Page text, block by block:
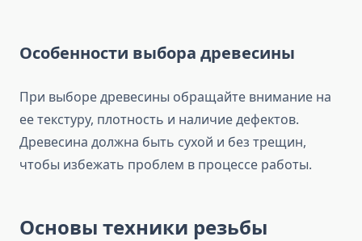
Особенности выбора древесины
При выборе древесины обращайте внимание на
ее текстуру, плотность и наличие дефектов.
Древесина должна быть сухой и без трещин,
чтобы избежать проблем в процессе работы.
Основы техники резьбы